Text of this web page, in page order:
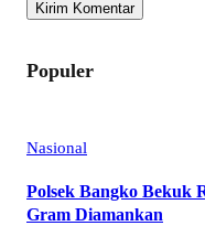
Populer
Nasional
Polsek Bangko Bekuk
Gram Diamankan